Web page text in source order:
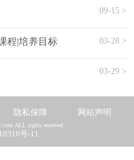
09-15 >
程|培养目标 03-28 >
03-29 >
隐私保障 网站声明
ALL rights reserved
号-11